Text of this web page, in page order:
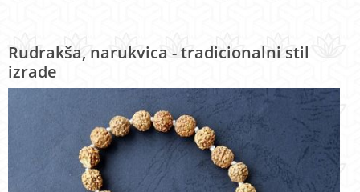
Rudrakša, narukvica - tradicionalni stil
izrade